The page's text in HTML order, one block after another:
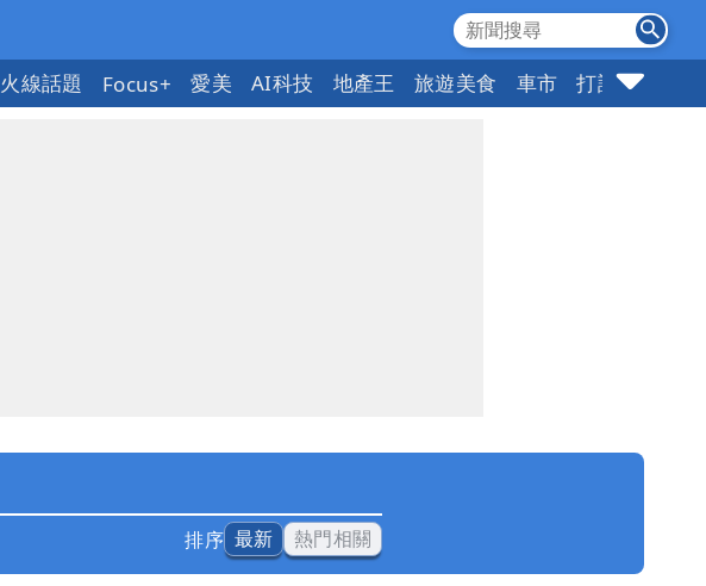
火線話題 Focus+ 愛美 AI科技 地產王 旅遊美食 車市 打詐 指標企
排序 最新 熱門相關